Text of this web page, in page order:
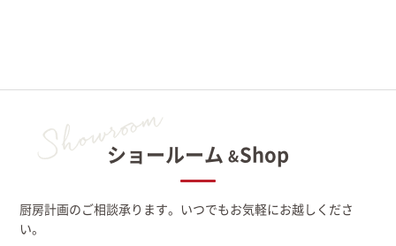
ショールーム &Shop
厨房計画のご相談承ります。いつでもお気軽にお越しくださ
い。